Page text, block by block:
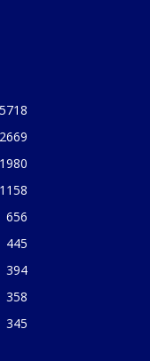
5718
2669
1980
1158
656
445
394
358
345